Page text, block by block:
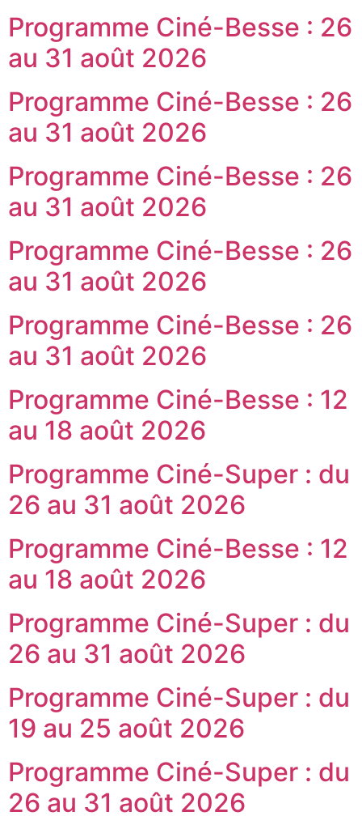
Programme Ciné-Besse : 26
au 31 août 2026
Programme Ciné-Besse : 26
au 31 août 2026
Programme Ciné-Besse : 26
au 31 août 2026
Programme Ciné-Besse : 26
au 31 août 2026
Programme Ciné-Besse : 26
au 31 août 2026
Programme Ciné-Besse : 12
au 18 août 2026
Programme Ciné-Super : du
26 au 31 août 2026
Programme Ciné-Besse : 12
au 18 août 2026
Programme Ciné-Super : du
26 au 31 août 2026
Programme Ciné-Super : du
19 au 25 août 2026
Programme Ciné-Super : du
26 au 31 août 2026